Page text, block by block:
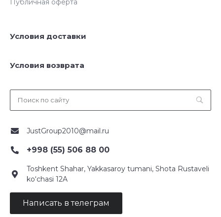
Публичная оферта
Условия доставки
Условия возврата
JustGroup2010@mail.ru
+998 (55) 506 88 00
Toshkent Shahar, Yakkasaroy tumani, Shota Rustaveli
ko‘chasi 12A
Написать в телеграм